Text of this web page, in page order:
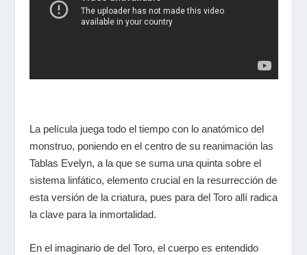
La película juega todo el tiempo con lo anatómico del
monstruo, poniendo en el centro de su reanimación las
Tablas Evelyn, a la que se suma una quinta sobre el
sistema linfático, elemento crucial en la resurrección de
esta versión de la criatura, pues para del Toro allí radica
la clave para la inmortalidad.
En el imaginario de del Toro, el cuerpo es entendido